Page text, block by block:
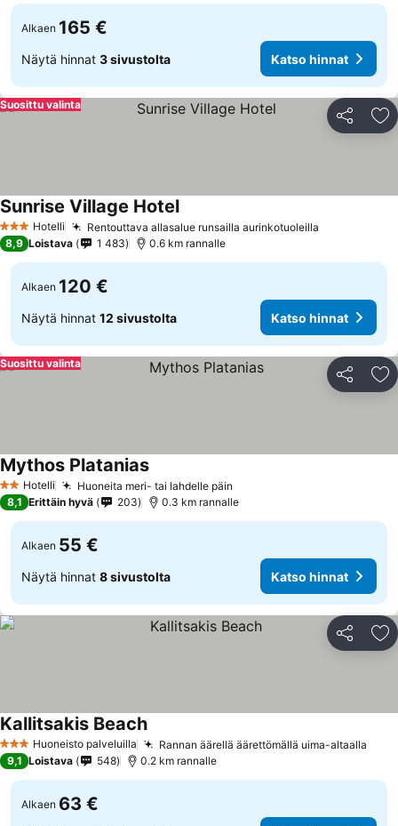
Alkaen 165 €
Näytä hinnat 3 sivustolta Katso hinnat
Jaa
Suosittu valinta
3 Tähtiluokitus
Hotelli Rentouttava allasalue runsailla aurinkotuoleilla
Sunrise Village Hotel
8,9 Loistava 1 483 0.6 km rannalle
Alkaen 120 €
Näytä hinnat 12 sivustolta Katso hinnat
Jaa
Suosittu valinta
2 Tähtiluokitus
Hotelli Huoneita meri- tai lahdelle päin
Mythos Platanias
8,1 Erittäin hyvä 203 0.3 km rannalle
Alkaen 55 €
Näytä hinnat 8 sivustolta Katso hinnat
Jaa
3 Tähtiluokitus
Huoneisto palveluilla Rannan äärellä äärettömällä uima-altaalla
Kallitsakis Beach
9,1 Loistava 548 0.2 km rannalle
Alkaen 63 €